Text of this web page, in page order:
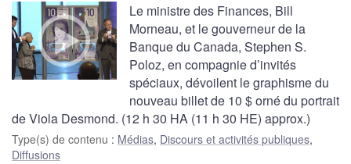
Le ministre des Finances, Bill
Morneau, et le gouverneur de la
Banque du Canada, Stephen S.
Poloz, en compagnie d’invités
spéciaux, dévoilent le graphisme du
nouveau billet de 10 $ orné du portrait
de Viola Desmond. (12 h 30 HA (11 h 30 HE) approx.)
Type(s) de contenu : Médias, Discours et activités publiques,
Diffusions